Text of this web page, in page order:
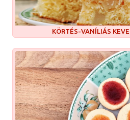
KÖRTÉS-VANÍLIÁS